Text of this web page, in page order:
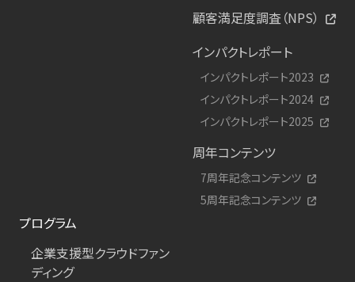
顧客満足度調査（NPS）
インパクトレポート
インパクトレポート2023
インパクトレポート2024
インパクトレポート2025
周年コンテンツ
7周年記念コンテンツ
5周年記念コンテンツ
プログラム
企業支援型クラウドファン
ディング